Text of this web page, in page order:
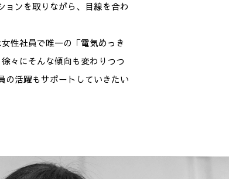
ョンを取りながら、目線を合わ
性社員で唯一の「電気めっき
々にそんな傾向も変わりつつ
の活躍もサポートしていきたい